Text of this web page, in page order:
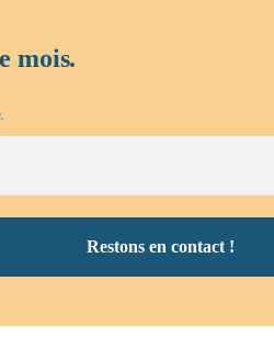
mois.